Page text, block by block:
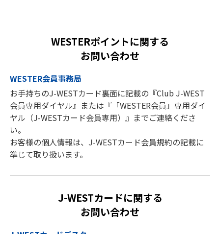
J-WESTカードご入会の特典について
J-WESTカードの本会員様のみが入会特典の対象です。
本特典の対象者は、お申し込み日ではなく、入会審査後
のご入会日で判定いたします。
ご入会日は、カードお届け時の台紙表面に記載の「入会
年月日（JCBブランドの場合）」「ご入会日（Visa・
なお、J-WESTゴールドカードに券種変更された場合、
対象期間内にWESTER会員サポートページへログイン
後のお客様情報に「J-WESTゴールドカード会員」と表
ーした方が、本特典の対象となります。
ご利用特典について
WESTERポイントに関する
お問い合わせ
WESTER会員事務局
お手持ちのJ-WESTカード裏面に記載の『Club J-WEST
会員専用ダイヤル』または『「WESTER会員」専用ダイ
ヤル（J-WESTカード会員専用）』までご連絡くださ
い。
お客様の個人情報は、J-WESTカード会員規約の記載に
準じて取り扱います。
J-WESTカードに関する
お問い合わせ